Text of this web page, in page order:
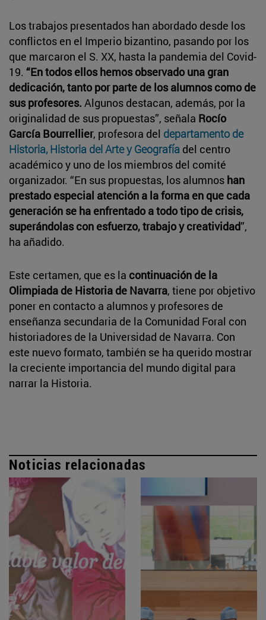
Los trabajos presentados han abordado desde los
conflictos en el Imperio bizantino, pasando por los
que marcaron el S. XX, hasta la pandemia del Covid-
19. “En todos ellos hemos observado una gran
dedicación, tanto por parte de los alumnos como de
sus profesores. Algunos destacan, además, por la
originalidad de sus propuestas”, señala Rocío
García Bourrellier, profesora del departamento de
Historia, Historia del Arte y Geografía del centro
académico y uno de los miembros del comité
organizador. “En sus propuestas, los alumnos han
prestado especial atención a la forma en que cada
generación se ha enfrentado a todo tipo de crisis,
superándolas con esfuerzo, trabajo y creatividad”,
ha añadido.
Este certamen, que es la continuación de la
Olimpiada de Historia de Navarra, tiene por objetivo
poner en contacto a alumnos y profesores de
enseñanza secundaria de la Comunidad Foral con
historiadores de la Universidad de Navarra. Con
este nuevo formato, también se ha querido mostrar
la creciente importancia del mundo digital para
narrar la Historia.
Noticias relacionadas